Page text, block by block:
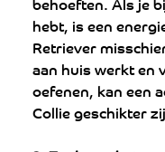
hebt, is een
Retriever
aan huis werkt en
oefenen, kan een
Collie geschikter